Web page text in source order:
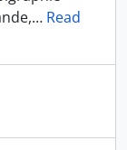
… Read